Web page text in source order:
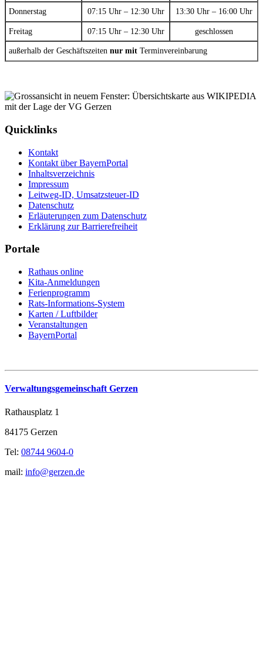
Donnerstag 07:15 Uhr – 12:30 Uhr 13:30 Uhr – 16:00 Uhr
Freitag 07:15 Uhr – 12:30 Uhr geschlossen
außerhalb der Geschäftszeiten nur mit Terminvereinbarung
Quicklinks
Kontakt
Kontakt über BayernPortal
Inhaltsverzeichnis
Impressum
Leitweg-ID, Umsatzsteuer-ID
Datenschutz
Erläuterungen zum Datenschutz
Erklärung zur Barrierefreiheit
Portale
Rathaus online
Kita-Anmeldungen
Ferienprogramm
Rats-Informations-System
Karten / Luftbilder
Veranstaltungen
BayernPortal
Verwaltungsgemeinschaft Gerzen
Rathausplatz 1
84175 Gerzen
Tel: 08744 9604-0
mail: info@gerzen.de